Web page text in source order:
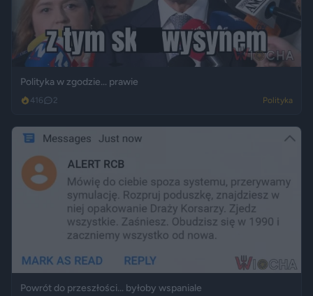
Polityka w zgodzie... prawie
416 2 Polityka
Powrót do przeszłości... byłoby wspaniale